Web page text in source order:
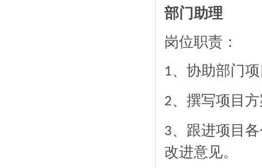
部门助理
岗位职责：
1、协助部门
2、撰写项目
3、跟进项目
改进意见。